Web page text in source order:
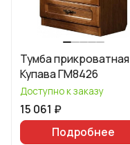
Тумба прикроватная
Купава ГМ8426
Доступно к заказу
15 061 ₽
Подробнее